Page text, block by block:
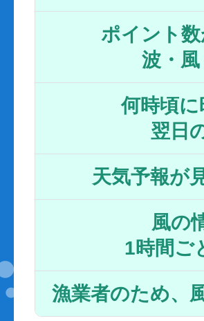
ポイント
波・
何時頃
翌日
天気予報が
風の
1時間ご
漁業者のため、